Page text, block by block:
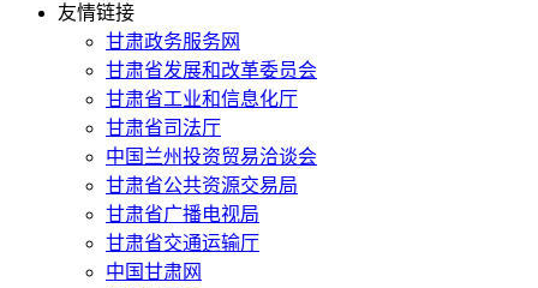
友情链接
甘肃政务服务网
甘肃省发展和改革委员会
甘肃省工业和信息化厅
甘肃省司法厅
中国兰州投资贸易洽谈会
甘肃省公共资源交易局
甘肃省广播电视局
甘肃省交通运输厅
中国甘肃网